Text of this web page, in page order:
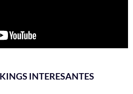
INTERESANTES